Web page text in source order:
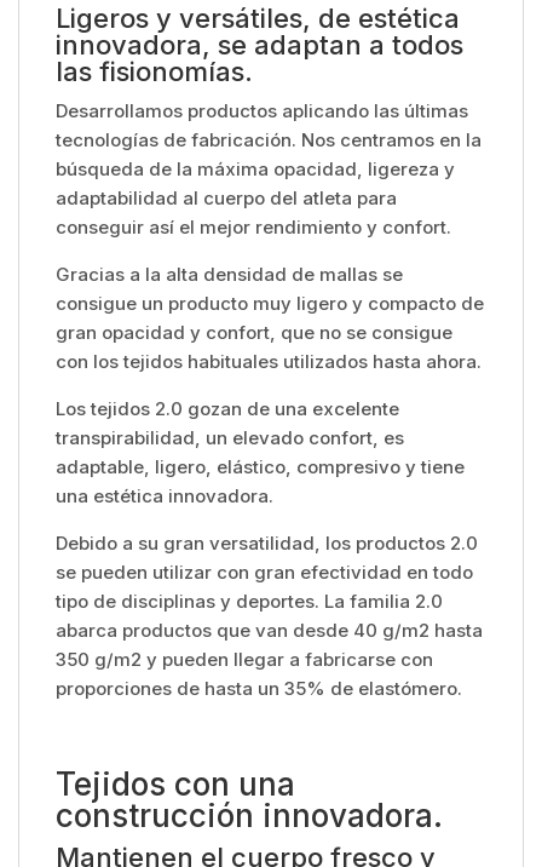
Ligeros y versátiles, de estética
innovadora, se adaptan a todos
las fisionomías.
Desarrollamos productos aplicando las últimas
tecnologías de fabricación. Nos centramos en la
búsqueda de la máxima opacidad, ligereza y
adaptabilidad al cuerpo del atleta para
conseguir así el mejor rendimiento y confort.
Gracias a la alta densidad de mallas se
consigue un producto muy ligero y compacto de
gran opacidad y confort, que no se consigue
con los tejidos habituales utilizados hasta ahora.
Los tejidos 2.0 gozan de una excelente
transpirabilidad, un elevado confort, es
adaptable, ligero, elástico, compresivo y tiene
una estética innovadora.
Debido a su gran versatilidad, los productos 2.0
se pueden utilizar con gran efectividad en todo
tipo de disciplinas y deportes. La familia 2.0
abarca productos que van desde 40 g/m2 hasta
350 g/m2 y pueden llegar a fabricarse con
proporciones de hasta un 35% de elastómero.
Tejidos con una
construcción innovadora.
Mantienen el cuerpo fresco y